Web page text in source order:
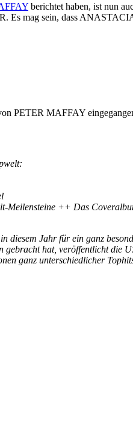
berichtet haben, ist nun
Es mag sein, dass
PETER MAFFAY
++ Das
Jahr für ein ganz
hat, veröffentlicht die
ganz unterschiedlicher